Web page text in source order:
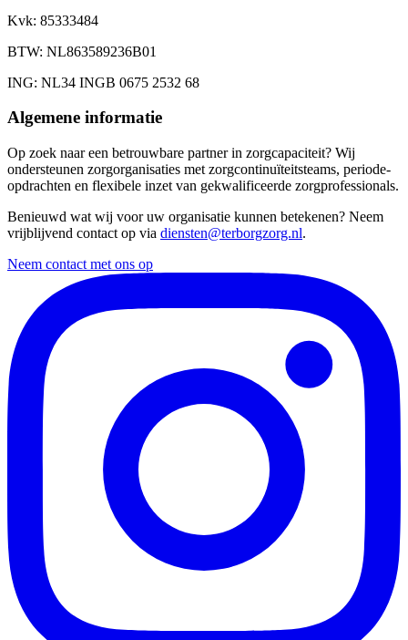
Kvk: 85333484
BTW: NL863589236B01
ING: NL34 INGB 0675 2532 68
Algemene informatie
Op zoek naar een betrouwbare partner in zorgcapaciteit? Wij
ondersteunen zorgorganisaties met zorgcontinuïteitsteams, periode-
opdrachten en flexibele inzet van gekwalificeerde zorgprofessionals.
Benieuwd wat wij voor uw organisatie kunnen betekenen? Neem
vrijblijvend contact op via diensten@terborgzorg.nl.
Neem contact met ons op